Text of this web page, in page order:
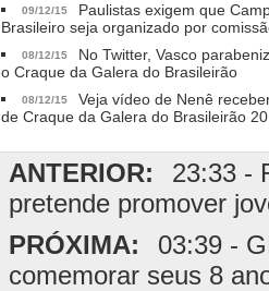
09/12/15
Paulistas exigem que
Brasileiro seja organizado por
08/12/15
No Twitter, Vasco
o Craque da Galera do Brasileirão
08/12/15
Veja vídeo de Nenê
de Craque da Galera do Brasileirão
ANTERIOR:
23:33 -
pretende promover
PRÓXIMA:
03:39 -
comemorar seus 8